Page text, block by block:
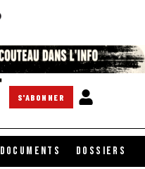
S'ABONNER
DOCUMENTS DOSSIERS